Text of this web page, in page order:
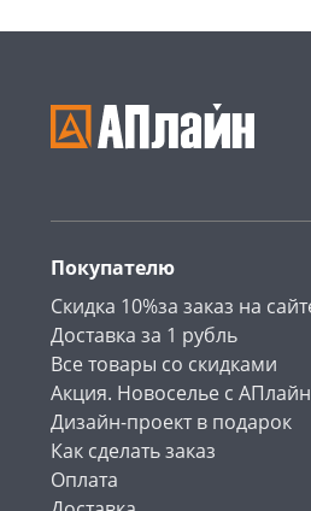
Покупателю
Скидка 10%за заказ на
Доставка за 1 рубль
Все товары со скидками
Акция. Новоселье с АПлайн
Дизайн-проект в подарок
Как сделать заказ
Оплата